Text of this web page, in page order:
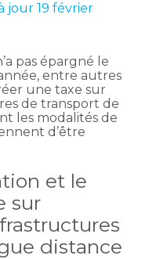
jour 19 février
pas épargné le
entre autres
une taxe sur
de transport de
les modalités de
d’être
et le
sur
distance